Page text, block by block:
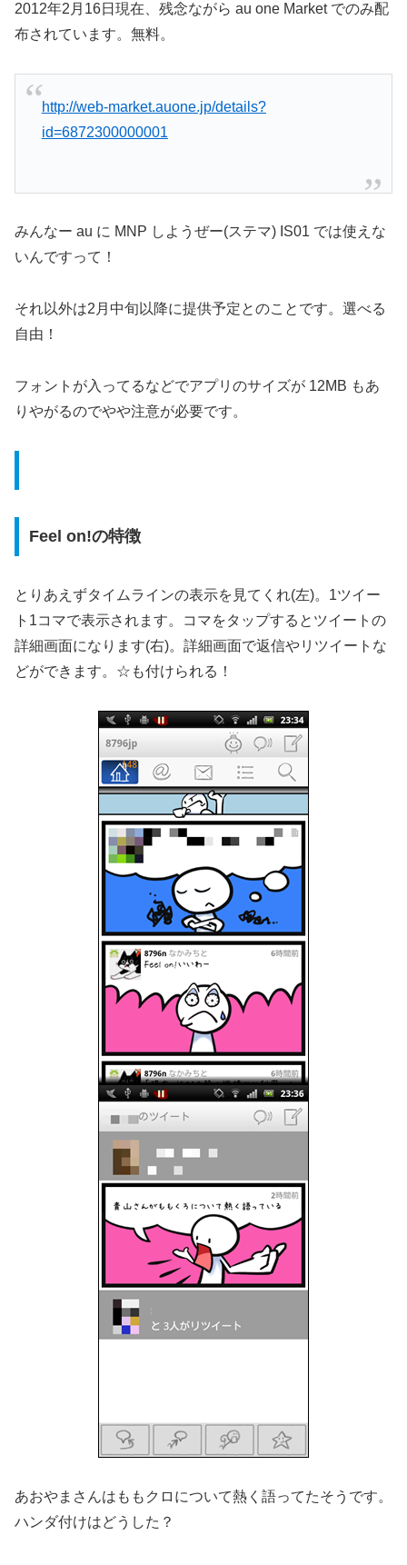
2012年2月16日現在、残念ながら au one Market でのみ配
布されています。無料。
http://web-market.auone.jp/details?
id=6872300000001
みんなー au に MNP しようぜー(ステマ) IS01 では使えな
いんですって！
それ以外は2月中旬以降に提供予定とのことです。選べる
自由！
フォントが入ってるなどでアプリのサイズが 12MB もあ
りやがるのでやや注意が必要です。
Feel on!の特徴
とりあえずタイムラインの表示を見てくれ(左)。1ツイー
ト1コマで表示されます。コマをタップするとツイートの
詳細画面になります(右)。詳細画面で返信やリツイートな
どができます。☆も付けられる！
あおやまさんはももクロについて熱く語ってたそうです。
ハンダ付けはどうした？